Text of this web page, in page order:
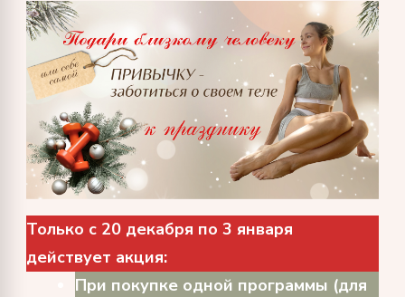
Только с 20 декабря по 3 января
действует акция:
При покупке одной программы (для